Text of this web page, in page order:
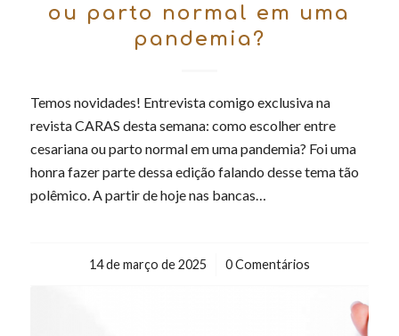
ou parto normal em uma
pandemia?
Temos novidades! Entrevista comigo exclusiva na
revista CARAS desta semana: como escolher entre
cesariana ou parto normal em uma pandemia? Foi uma
honra fazer parte dessa edição falando desse tema tão
polêmico. A partir de hoje nas bancas…
14 de março de 2025
/ 0 Comentários